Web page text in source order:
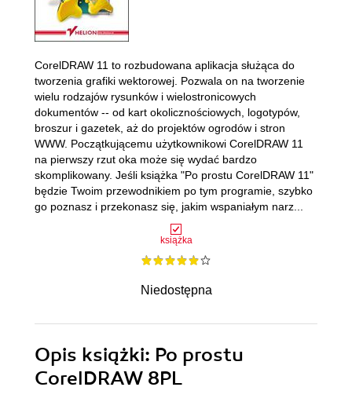
książka
Niedostępna
CorelDRAW 11 to rozbudowana aplikacja służąca do
tworzenia grafiki wektorowej. Pozwala on na tworzenie
wielu rodzajów rysunków i wielostronicowych
dokumentów -- od kart okolicznościowych, logotypów,
broszur i gazetek, aż do projektów ogrodów i stron
WWW. Początkującemu użytkownikowi CorelDRAW 11
na pierwszy rzut oka może się wydać bardzo
skomplikowany. Jeśli książka "Po prostu CorelDRAW 11"
będzie Twoim przewodnikiem po tym programie, szybko
go poznasz i przekonasz się, jakim wspaniałym narz...
Opis książki: Po prostu
CorelDRAW 8PL